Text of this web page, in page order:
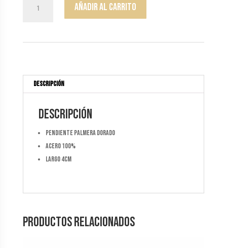
Palmera
Añadir al carrito
Descripción
Descripción
pendiente palmera dorado
acero 100%
largo 4cm
Productos relacionados